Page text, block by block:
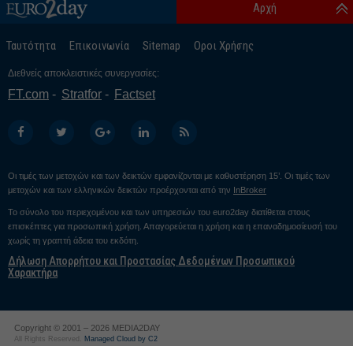
Ταυτότητα Επικοινωνία Sitemap Οροι Χρήσης
Αρχή
Διεθνείς αποκλειστικές συνεργασίες:
FT.com Stratfor Factset
Οι τιμές των μετοχών και των δεικτών εμφανίζονται με καθυστέρηση 15’. Οι τιμές των
μετοχών και των ελληνικών δεικτών προέρχονται από την InBroker
Το σύνολο του περιεχομένου και των υπηρεσιών του euro2day διατίθεται στους
επισκέπτες για προσωπική χρήση. Απαγορεύεται η χρήση και η επαναδημοσίευσή του
χωρίς τη γραπτή άδεια του εκδότη.
Δήλωση Απορρήτου και Προστασίας Δεδομένων Προσωπικού
Χαρακτήρα
Copyright © 2001 – 2026 MEDIA2DAY
All Rights Reserved. Managed Cloud by C2